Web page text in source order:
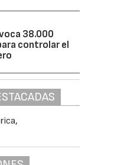
38.000
controlar el